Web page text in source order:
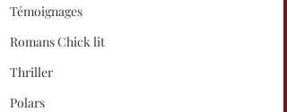
Témoignages
Romans Chick lit
Thriller
Polars